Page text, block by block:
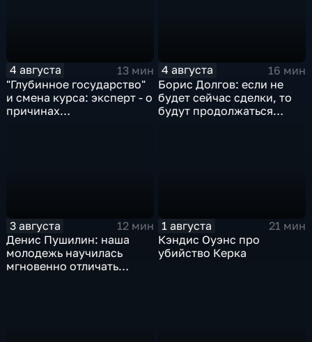
4 августа
13 мин
"Глубинное государство"
и смена курса: эксперт - о
причинах
4 августа
16 мин
Борис Долгов: если не
будет сейчас сделки, то
будут продолжаться
3 августа
12 мин
Денис Пушилин: наша
молодежь научилась
мгновенно отличать
1 августа
21 мин
Кэндис Оуэнс про
убийство Керка